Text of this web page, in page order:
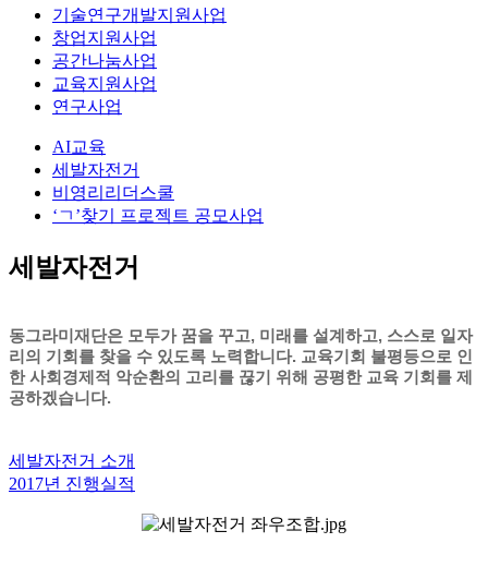
기술연구개발지원사업
창업지원사업
공간나눔사업
교육지원사업
연구사업
AI교육
세발자전거
비영리리더스쿨
‘ㄱ’찾기 프로젝트 공모사업
세발자전거
동그라미재단은 모두가 꿈을 꾸고, 미래를 설계하고, 스스로 일자
리의 기회를 찾을 수 있도록 노력합니다. 교육기회 불평등으로 인
한 사회경제적 악순환의 고리를 끊기 위해 공평한 교육 기회를 제
공하겠습니다.
세발자전거 소개
2017년 진행실적